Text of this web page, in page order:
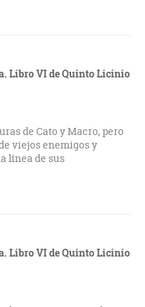
Libro VI de Quinto Licinio
de Cato y Macro, pero
viejos enemigos y
línea de sus
Libro VI de Quinto Licinio